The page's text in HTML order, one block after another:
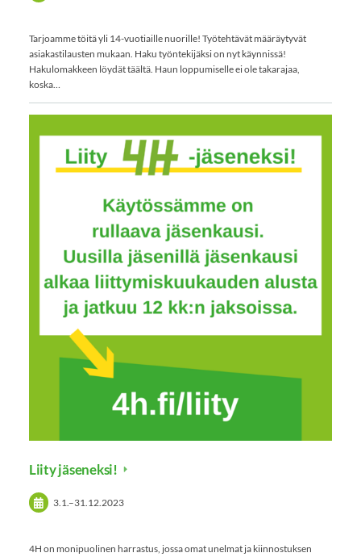
Tarjoamme töitä yli 14-vuotiaille nuorille! Työtehtävät määräytyvät
asiakastilausten mukaan. Haku työntekijäksi on nyt käynnissä!
Hakulomakkeen löydät täältä. Haun loppumiselle ei ole takarajaa,
koska…
Liity jäseneksi!
3.1.–31.12.2023
4H on monipuolinen harrastus, jossa omat unelmat ja kiinnostuksen